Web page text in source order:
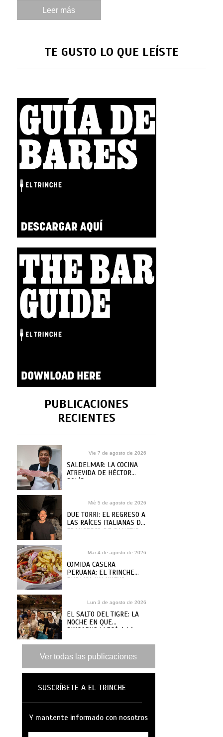
Leer más
TE GUSTO LO QUE LEÍSTE
PUBLICACIONES
RECIENTES
Vie 7 de agosto de 2026
SALDELMAR: LA COCINA
ATREVIDA DE HÉCTOR
SOLÍS
Mié 5 de agosto de 2026
DUE TORRI: EL REGRESO A
LAS RAÍCES ITALIANAS DE
FRANCESCO DE SANCTIS
Mar 4 de agosto de 2026
COMIDA CASERA
PERUANA: EL TRINCHE
PUBLICA UN NUEVO
Lun 3 de agosto de 2026
EL SALTO DEL TIGRE: LA
NOCHE EN QUE
SINGAPUR LLEGÓ A LA
Ver todas las publicaciones
SUSCRÍBETE A EL TRINCHE
Y mantente informado con nosotros